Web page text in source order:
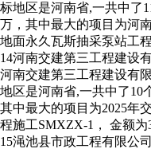
标地区是河南省,一共中了
万，其中最大的项目为河
地面永久瓦斯抽采泵站工
14河南交建第三工程建设
河南交建第三工程建设有
地区是河南省,一共中了10
其中最大的项目为2025年
程施工SMXZX-1， 金额为
15渑池县市政工程有限公司